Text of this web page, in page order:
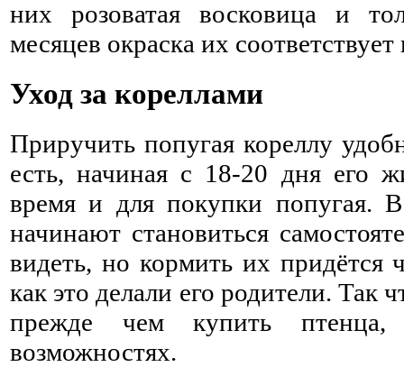
них розоватая восковица и
месяцев окраска их
Уход за кореллами
Приручить попугая кореллу
есть, начиная с 18-20 дня его
время и для покупки попугая.
начинают становиться
видеть, но кормить их придётся
как это делали его родители. Так
прежде чем купить
возможностях.